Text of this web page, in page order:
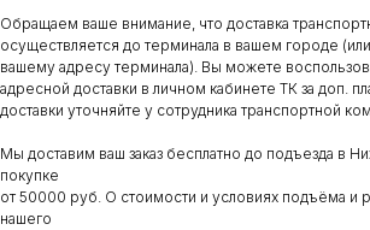
Обращаем ваше внимание, что доставка
осуществляется до терминала в вашем городе
вашему адресу терминала). Вы можете
адресной доставки в личном кабинете ТК за доп.
доставки уточняйте у сотрудника транспортной
Мы доставим ваш заказ бесплатно до подъезда в
покупке
от 50000 руб. О стоимости и условиях подъёма и
нашего